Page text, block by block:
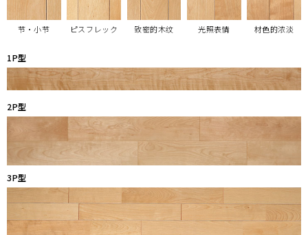
节・小节 ピスフレック 致密的木纹 光照表情 材色的浓淡
1P型
2P型
3P型